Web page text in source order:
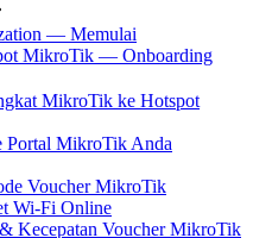
— Memulai
MikroTik — Onboarding
MikroTik ke Hotspot
Portal MikroTik Anda
Voucher MikroTik
Wi-Fi Online
Kecepatan Voucher MikroTik